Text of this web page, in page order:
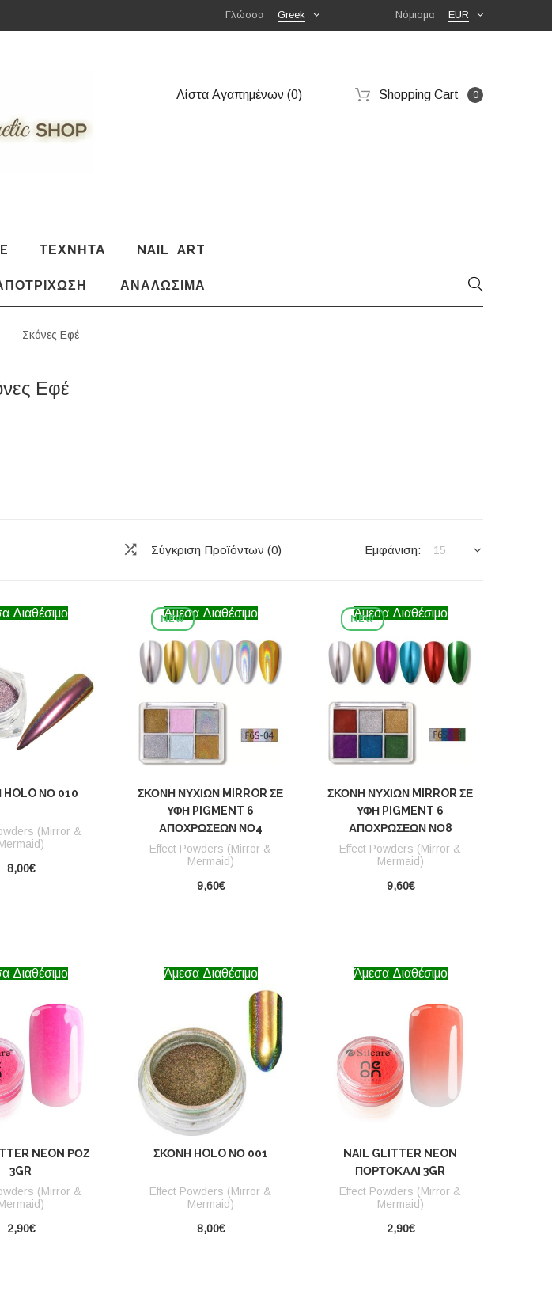
EUR
Νόμισμα
Greek
Γλώσσα
Shopping Cart 0
Λίστα Αγαπημένων (0)
ΤΕΧΝΗΤΆ NAIL ART
ΑΝΑΛΏΣΙΜΑ
Σκόνες Εφέ
Εφέ
Εμφάνιση: 15
Σύγκριση Προϊόντων (0)
Διαθέσιμο
ΝΟ 010
(Mirror &
8,00€
Άμεσα Διαθέσιμο
NEW
ΣΚΌΝΗ ΝΥΧΙΏΝ MIRROR ΣΕ
ΥΦΉ PIGMENT 6
ΑΠΟΧΡΏΣΕΩΝ ΝΟ4
Effect Powders (Mirror &
Mermaid)
9,60€
Άμεσα Διαθέσιμο
NEW
ΣΚΌΝΗ ΝΥΧΙΏΝ MIRROR ΣΕ
ΥΦΉ PIGMENT 6
ΑΠΟΧΡΏΣΕΩΝ ΝΟ8
Effect Powders (Mirror &
Mermaid)
9,60€
Διαθέσιμο
NEON ΡΟΖ
3GR
(Mirror &
2,90€
Άμεσα Διαθέσιμο
ΣΚΌΝΗ HOLO ΝΟ 001
Effect Powders (Mirror &
Mermaid)
8,00€
Άμεσα Διαθέσιμο
NAIL GLITTER NEON
ΠΟΡΤΟΚΑΛΊ 3GR
Effect Powders (Mirror &
Mermaid)
2,90€